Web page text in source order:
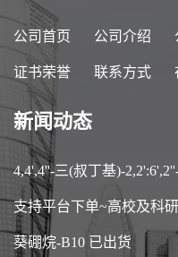
公司首页 公司介绍
证书荣誉 联系方式
新闻动态
4,4',4''-三(叔丁基)-
支持平台下单~高校及科
葵硼烷-B10 已出货